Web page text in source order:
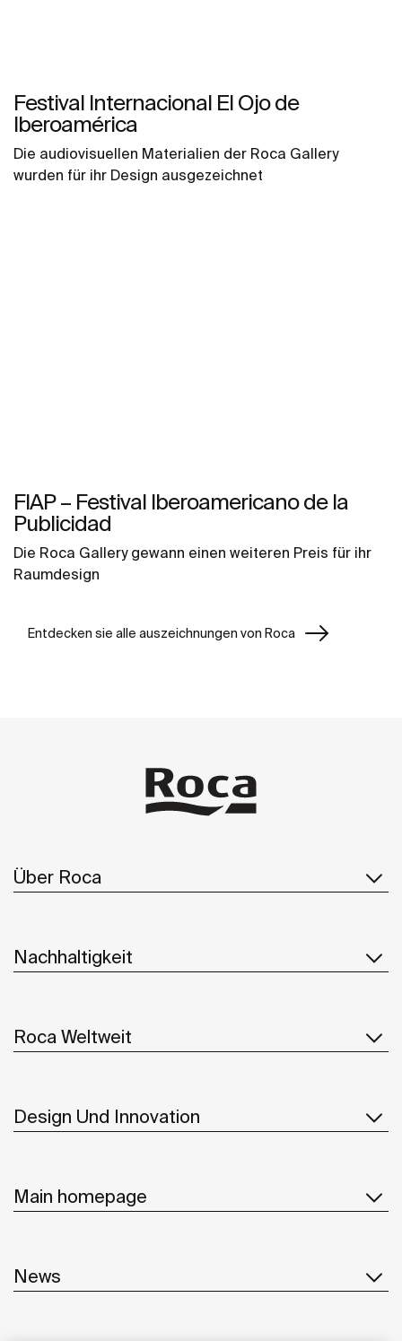
Festival Internacional El Ojo de
Iberoamérica
Die audiovisuellen Materialien der Roca Gallery
wurden für ihr Design ausgezeichnet
FIAP – Festival Iberoamericano de la
Publicidad
Die Roca Gallery gewann einen weiteren Preis für ihr
Raumdesign
Entdecken sie alle auszeichnungen von Roca
Über Roca
Nachhaltigkeit
Roca Weltweit
Design Und Innovation
Main homepage
News